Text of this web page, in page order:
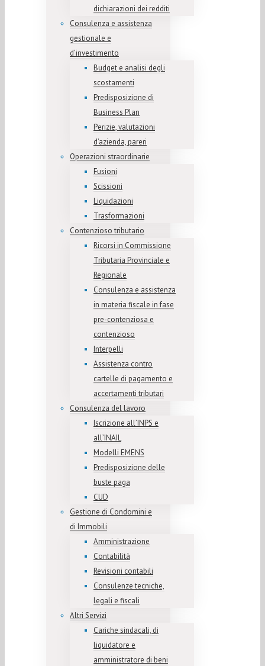
dichiarazioni dei redditi
Consulenza e assistenza
gestionale e
d’investimento
Budget e analisi degli
scostamenti
Predisposizione di
Business Plan
Perizie, valutazioni
d’azienda, pareri
Operazioni straordinarie
Fusioni
Scissioni
Liquidazioni
Trasformazioni
Contenzioso tributario
Ricorsi in Commissione
Tributaria Provinciale e
Regionale
Consulenza e assistenza
in materia fiscale in fase
pre-contenziosa e
contenzioso
Interpelli
Assistenza contro
cartelle di pagamento e
accertamenti tributari
Consulenza del lavoro
Iscrizione all’INPS e
all’INAIL
Modelli EMENS
Predisposizione delle
buste paga
CUD
Gestione di Condomini e
di Immobili
Amministrazione
Contabilità
Revisioni contabili
Consulenze tecniche,
legali e fiscali
Altri Servizi
Cariche sindacali, di
liquidatore e
amministratore di beni